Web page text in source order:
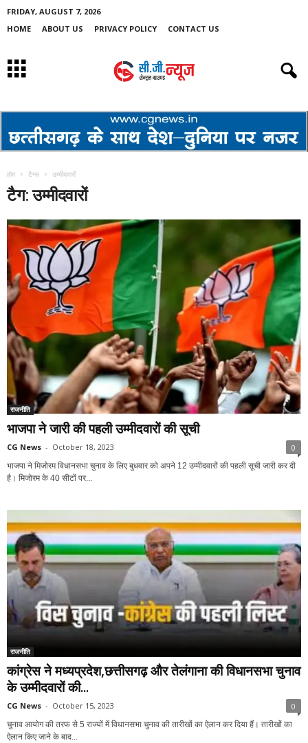
FRIDAY, AUGUST 7, 2026
HOME
ABOUT US PRIVACY POLICY CONTACT US
होम टैग्स उम्मीदवारों
टैग: उम्मीदवारों
राजनीति
भाजपा ने जारी की पहली उम्मीदवारों की सूची
CG News - October 18, 2023 0
भाजपा ने मिजोरम विधानसभा चुनाव के लिए बुधवार को अपने 12 उम्मीदवारों की पहली सूची जारी कर दी
है। मिजोरम के 40 सीटों पर...
राजनीति
कांग्रेस ने मध्यप्रदेश,छत्तीसगढ़ और तेलंगाना की विधानसभा चुनाव
के उम्मीदवारों की...
CG News - October 15, 2023 0
चुनाव आयोग की तरफ से 5 राज्यों में विधानसभा चुनाव की तारीखों का ऐलान कर दिया हैं। तारीखों का
ऐलान किए जाने के बाद...